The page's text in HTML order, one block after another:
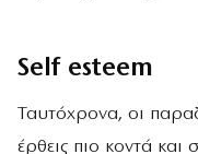
Self esteem
Ταυτόχρονα, οι
έρθεις πιο κοντά